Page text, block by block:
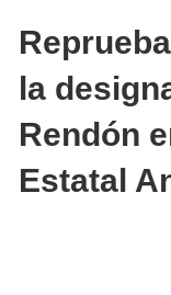
la
Rendón
Estatal